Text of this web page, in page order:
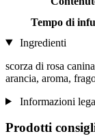
Tempo di
Ingredienti
scorza di rosa
arancia, aroma,
Informazioni
Prodotti